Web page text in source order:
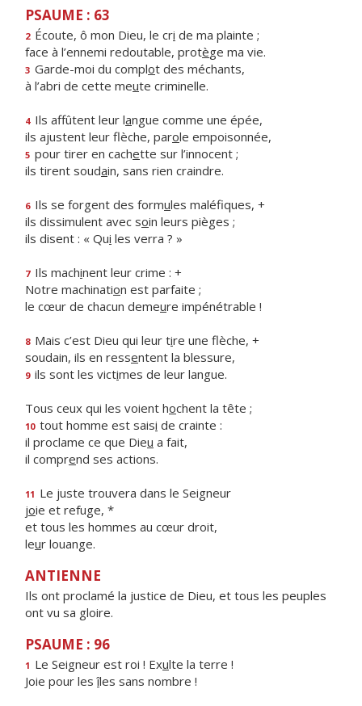
PSAUME : 63
2 Écoute, ô mon Dieu, le cri de ma plainte ;
face à l’ennemi redoutable, protège ma vie.
3 Garde-moi du complot des méchants,
à l’abri de cette meute criminelle.
4 Ils affûtent leur langue comme une épée,
ils ajustent leur flèche, parole empoisonnée,
5 pour tirer en cachette sur l’innocent ;
ils tirent soudain, sans rien craindre.
6 Ils se forgent des formules maléfiques, +
ils dissimulent avec soin leurs pièges ;
ils disent : « Qui les verra ? »
7 Ils machinent leur crime : +
Notre machination est parfaite ;
le cœur de chacun demeure impénétrable !
8 Mais c’est Dieu qui leur tire une flèche, +
soudain, ils en ressentent la blessure,
9 ils sont les victimes de leur langue.
Tous ceux qui les voient hochent la tête ;
10 tout homme est saisi de crainte :
il proclame ce que Dieu a fait,
il comprend ses actions.
11 Le juste trouvera dans le Seigneur
joie et refuge, *
et tous les hommes au cœur droit,
leur louange.
ANTIENNE
Ils ont proclamé la justice de Dieu, et tous les peuples
ont vu sa gloire.
PSAUME : 96
1 Le Seigneur est roi ! Exulte la terre !
Joie pour lesîles sans nombre !